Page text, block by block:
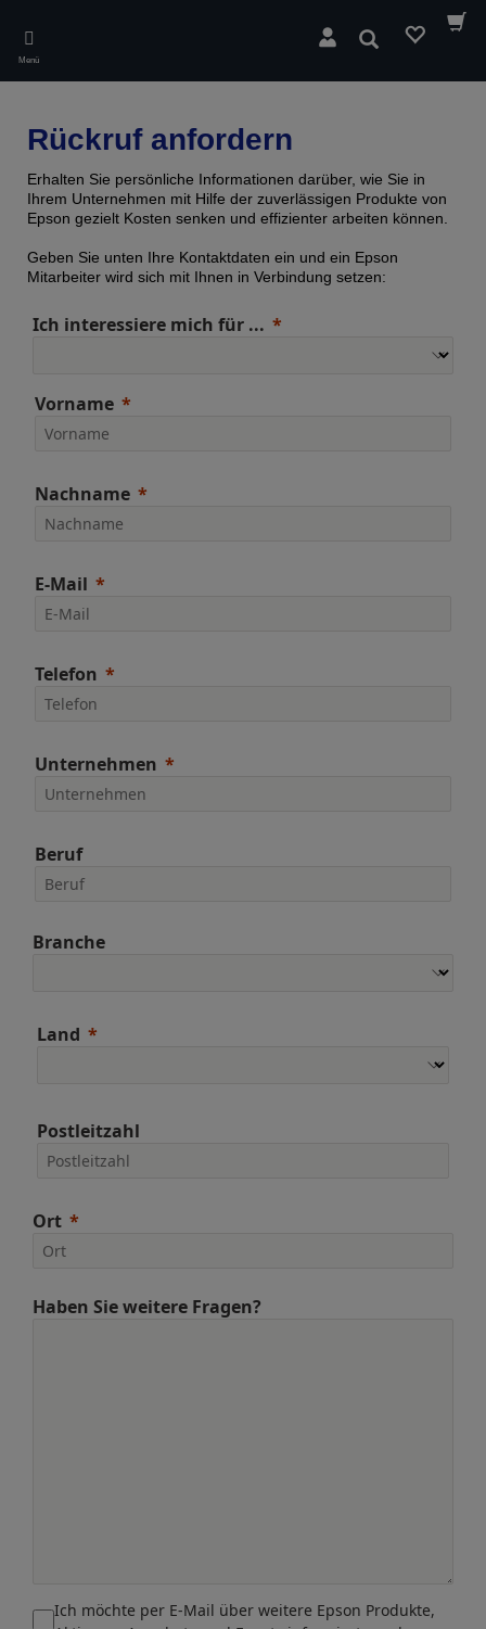
main
content
Menü
Suchen
Rückruf anfordern
Erhalten Sie persönliche Informationen darüber, wie Sie in
Ihrem Unternehmen mit Hilfe der zuverlässigen Produkte von
Epson gezielt Kosten senken und effizienter arbeiten können.
Geben Sie unten Ihre Kontaktdaten ein und ein Epson
Mitarbeiter wird sich mit Ihnen in Verbindung setzen:
Ich interessiere mich für ...
Vorname
Nachname
E-Mail
Telefon
Unternehmen
Beruf
Branche
Land
Postleitzahl
Ort
Haben Sie weitere Fragen?
Ich möchte per E-Mail über weitere Epson Produkte,